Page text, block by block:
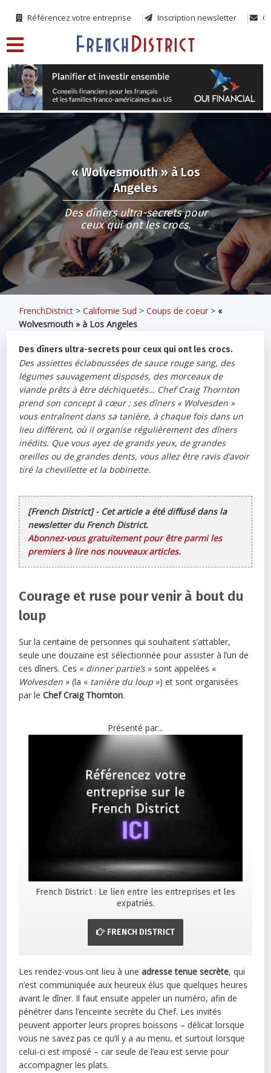
Référencez votre entreprise Inscription newsletter
« Wolvesmouth » à Los
Angeles
Des dîners ultra-secrets pour
ceux qui ont les crocs.
FrenchDistrict >Californie Sud >Coups de coeur > «
Wolvesmouth » à Los Angeles
Des dîners ultra-secrets pour ceux qui ont les crocs.
Des assiettes éclaboussées de sauce rouge sang, des
légumes sauvagement disposés, des morceaux de
viande prêts à être déchiquetés… Chef Craig Thornton
prend son concept à cœur ; ses dîners « Wolvesden »
vous entraînent dans sa tanière, à chaque fois dans un
lieu différent, où il organise régulièrement des dîners
inédits. Que vous ayez de grands yeux, de grandes
oreilles ou de grandes dents, vous allez être ravis d’avoir
tiré la chevillette et la bobinette.
[French District] - Cet article a été diffusé dans la
newsletter du French District.
Abonnez-vous gratuitement pour être parmi les
premiers à lire nos nouveaux articles.
Courage et ruse pour venir à bout du
loup
Sur la centaine de personnes qui souhaitent s’attabler,
seule une douzaine est sélectionnée pour assister à l’un de
ces dîners. Ces « dinner partie’s» sont appelées «
Wolvesden » (la « tanière du loup ») et sont organisées
par leChef Craig Thornton.
Présenté par...
French District : Le lien entre les entreprises et les
expatriés.
FRENCH DISTRICT
Les rendez-vous ont lieu à uneadresse tenue secrète, qui
n’est communiquée aux heureux élus que quelques heures
avant le dîner. Il faut ensuite appeler un numéro, afin de
pénétrer dans l’enceinte secrète du Chef. Les invités
peuvent apporter leurs propres boissons – délicat lorsque
vous ne savez pas ce qu’il y a au menu, et surtout lorsque
celui-ci est imposé – car seule de l’eau est servie pour
accompagner les plats.